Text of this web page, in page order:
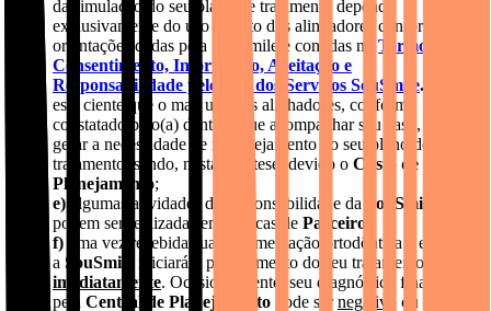
da simulação do seu plano de tratamento depende
exclusivamente do uso correto dos alinhadores conforme
orientações dadas pela SouSmile e contidas no
Termo de
Consentimento, Informação, Aceitação e
Responsabilidade pelo Uso dos Serviços SouSmile. Você
está ciente que o mau uso dos alinhadores, conforme
constatado pelo(a) dentista que acompanhar seu caso, poderá
gerar a necessidade de replanejamento do seu plano de
tratamento, sendo, nesta hipótese, devido o Custo de
Planejamento;
e)
algumas atividades de responsabilidade da
SouSmile
podem ser realizadas em clínicas de Parceiros
f)
uma vez recebida sua documentação ortodôntica e exames,
a SouSmile
iniciará o planejamento do seu tratamento
imediatamente. Ocasionalmente, seu diagnóstico final dado
pela
Central de Planejamento pode ser negativo
ou